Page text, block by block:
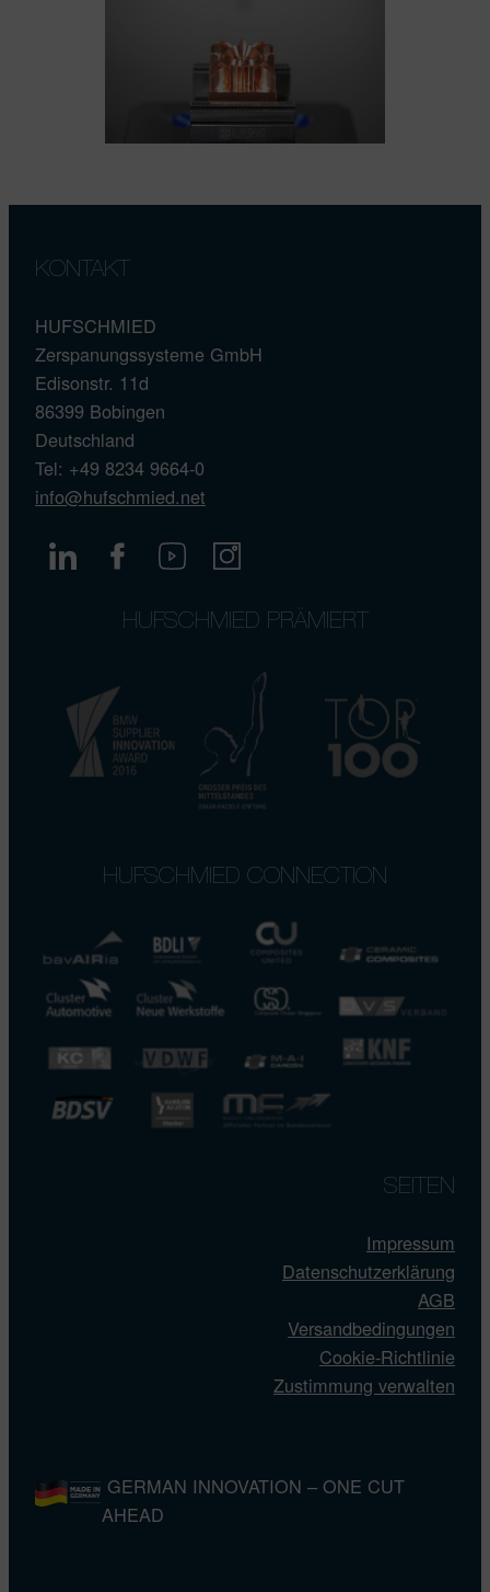
KONTAKT
HUFSCHMIED
Zerspanungssysteme GmbH
Edisonstr. 11d
86399 Bobingen
Deutschland
Tel: +49 8234 9664-0
info@hufschmied.net
HUFSCHMIED PRÄMIERT
HUFSCHMIED CONNECTION
SEITEN
Impressum
Datenschutzerklärung
AGB
Versandbedingungen
Cookie-Richtlinie
Zustimmung verwalten
GERMAN INNOVATION – ONE CUT
AHEAD